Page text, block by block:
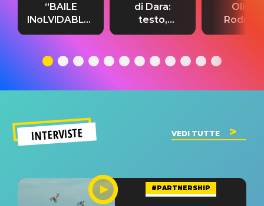
“BAILE
INoLVIDABLE”:
testo,
significato
di Dara:
testo,
traduzione e
del singolo
Olivia
testo,
INTERVISTE VEDI TUTTE
#PARTNERSHIP